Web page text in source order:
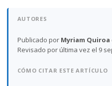
AUTORES
Publicado por Myriam Quiroa
Revisado por última vez el 9
CÓMO CITAR ESTE ARTÍCULO